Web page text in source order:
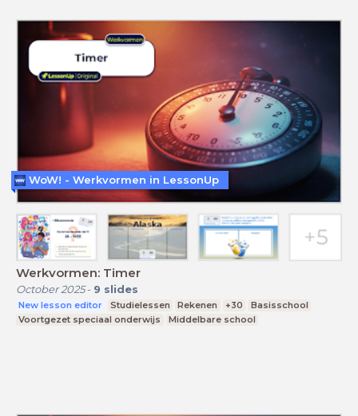
Werkvormen: Timer
October 2025- 9 slides
New lesson editor Studielessen Rekenen +30
Basisschool
Voortgezet speciaal onderwijs
Middelbare school
WoW! - Werkvormen in LessonUp